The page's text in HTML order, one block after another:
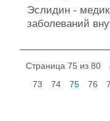
Эслидин -
заболеваний
Страница 75 из 80
73
74 75 76